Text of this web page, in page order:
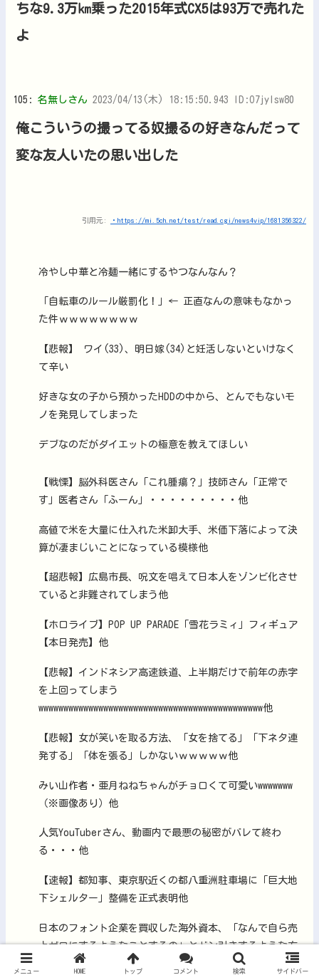
ちな9.3万㎞乗った2015年式CX5は93万で売れた
よ
105: 名無しさん 2023/04/13(木) 18:15:50.943 ID:O7jyIsw80
俺こういうの撮ってる奴撮るの好きなんだって
変な友人いたの思い出した
引用元: ・https://mi.5ch.net/test/read.cgi/news4vip/1681356322/
冷やし中華と冷麺一緒にするやつなんなん？
「自転車のルール厳罰化！」← 正直なんの意味もなかっ
た件ｗｗｗｗｗｗｗｗ
【悲報】 ワイ(33)、明日嫁(34)と妊活しないといけなく
て辛い
好きな女の子から預かったHDDの中から、とんでもないモ
ノを発見してしまった
デブなのだがダイエットの極意を教えてほしい
【戦慄】脳外科医さん「これ腫瘍？」技師さん「正常で
す」医者さん「ふーん」・・・・・・・・・他
高値で米を大量に仕入れた米卸大手、米価下落によって決
算が凄まじいことになっている模様他
【超悲報】広島市長、呪文を唱えて日本人をゾンビ化させ
ていると非難されてしまう他
【ホロライブ】POP UP PARADE「雪花ラミィ」フィギュア
【本日発売】他
【悲報】インドネシア高速鉄道、上半期だけで前年の赤字
を上回ってしまう
wwwwwwwwwwwwwwwwwwwwwwwwwwwwwwwwwwwwwwwwwwwww他
【悲報】女が笑いを取る方法、「女を捨てる」「下ネタ連
発する」「体を張る」しかないｗｗｗｗｗ他
みい山作者・亜月ねねちゃんがチョロくて可愛いwwwwwww
（※画像あり）他
人気YouTuberさん、動画内で最悪の秘密がバレて終わ
る・・・他
【速報】都知事、東京駅近くの都八重洲駐車場に「巨大地
下シェルター」整備を正式表明他
日本のフォント企業を買収した海外資本、「なんで自ら売
上ゼロにするようなことするの」とドン引きするような方
針転換を……他
メニュー HOME トップ コメント 検索 サイドバー